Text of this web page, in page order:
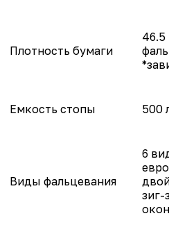
Плотность бумаги
46.5
Емкость стопы 500
Виды фальцевания
6
зиг-